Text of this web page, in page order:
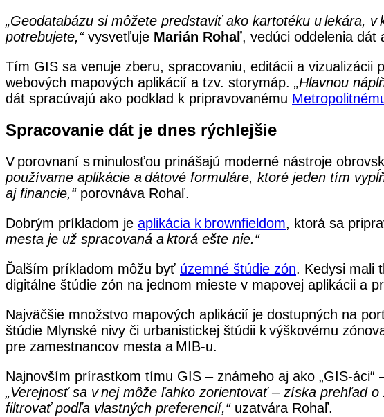
„Geodatabázu si môžete predstaviť ako kartotéku u lekára,
potrebujete,“vysvetľuje Marián Rohaľ, vedúci oddelenia dát
Tím GIS sa venuje zberu, spracovaniu, editácii a
webových mapových aplikácií a tzv. storymáp. „Hlavnou
dát spracúvajú ako podklad k pripravovanému
Spracovanie dát je dnes rýchlejšie
V porovnaní s minulosťou prinášajú moderné nástroje
používame aplikácie a dátové formuláre, ktoré jeden tím
aj financie,“ porovnáva Rohaľ.
Dobrým príkladom je aplikácia k brownfieldom, ktorá sa
mesta je už spracovaná a ktorá ešte nie.“
Ďalším príkladom môžu byť územné štúdie zón. Kedysi mali
digitálne štúdie zón na jednom mieste v mapovej aplikácii a
Najväčšie množstvo mapových aplikácií je dostupných na
štúdie Mlynské nivy či urbanistickej štúdii k výškovému
pre zamestnancov mesta a MIB-u.
Najnovším prírastkom tímu GIS – známeho aj ako „GIS-áci“
„Verejnosť sa v nej môže ľahko zorientovať – získa prehľad
filtrovať podľa vlastných preferencií,“ uzatvára Rohaľ.